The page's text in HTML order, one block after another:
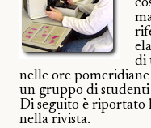
di
nelle ore
un gruppo di
Di seguito è riportato
nella rivista.